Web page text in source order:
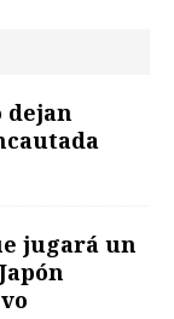
dejan
jugará un